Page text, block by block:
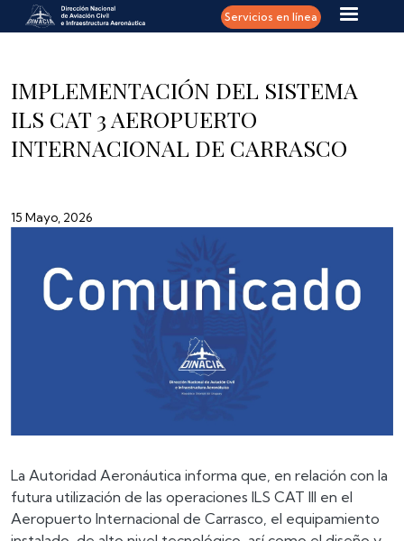
Pasar al contenido principal Servicios en línea
IMPLEMENTACIÓN DEL SISTEMA
ILS CAT 3 AEROPUERTO
INTERNACIONAL DE CARRASCO
15 Mayo, 2026
La Autoridad Aeronáutica informa que, en relación con la
futura utilización de las operaciones ILS CAT III en el
Aeropuerto Internacional de Carrasco, el equipamiento